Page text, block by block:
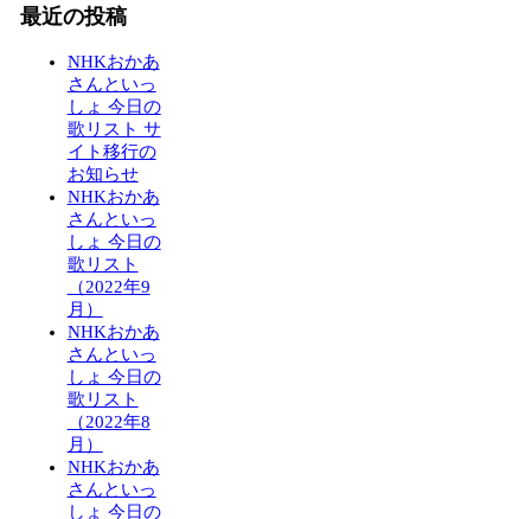
最近の投稿
NHKおかあ
さんといっ
しょ 今日の
歌リスト サ
イト移行の
お知らせ
NHKおかあ
さんといっ
しょ 今日の
歌リスト
（2022年9
月）
NHKおかあ
さんといっ
しょ 今日の
歌リスト
（2022年8
月）
NHKおかあ
さんといっ
しょ 今日の